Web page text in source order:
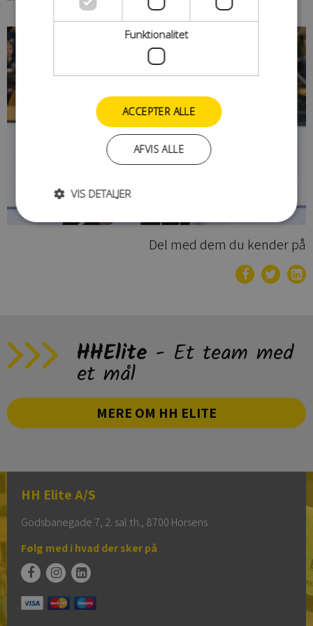
Del med dem du kender på
HHElite - Et team med
et mål
MERE OM HH ELITE
HH Elite A/S
Godsbanegade 7, 2. sal th., 8700 Horsens
Følg med i hvad der sker på
Funktionalitet
ACCEPTER ALLE
AFVIS ALLE
VIS DETALJER